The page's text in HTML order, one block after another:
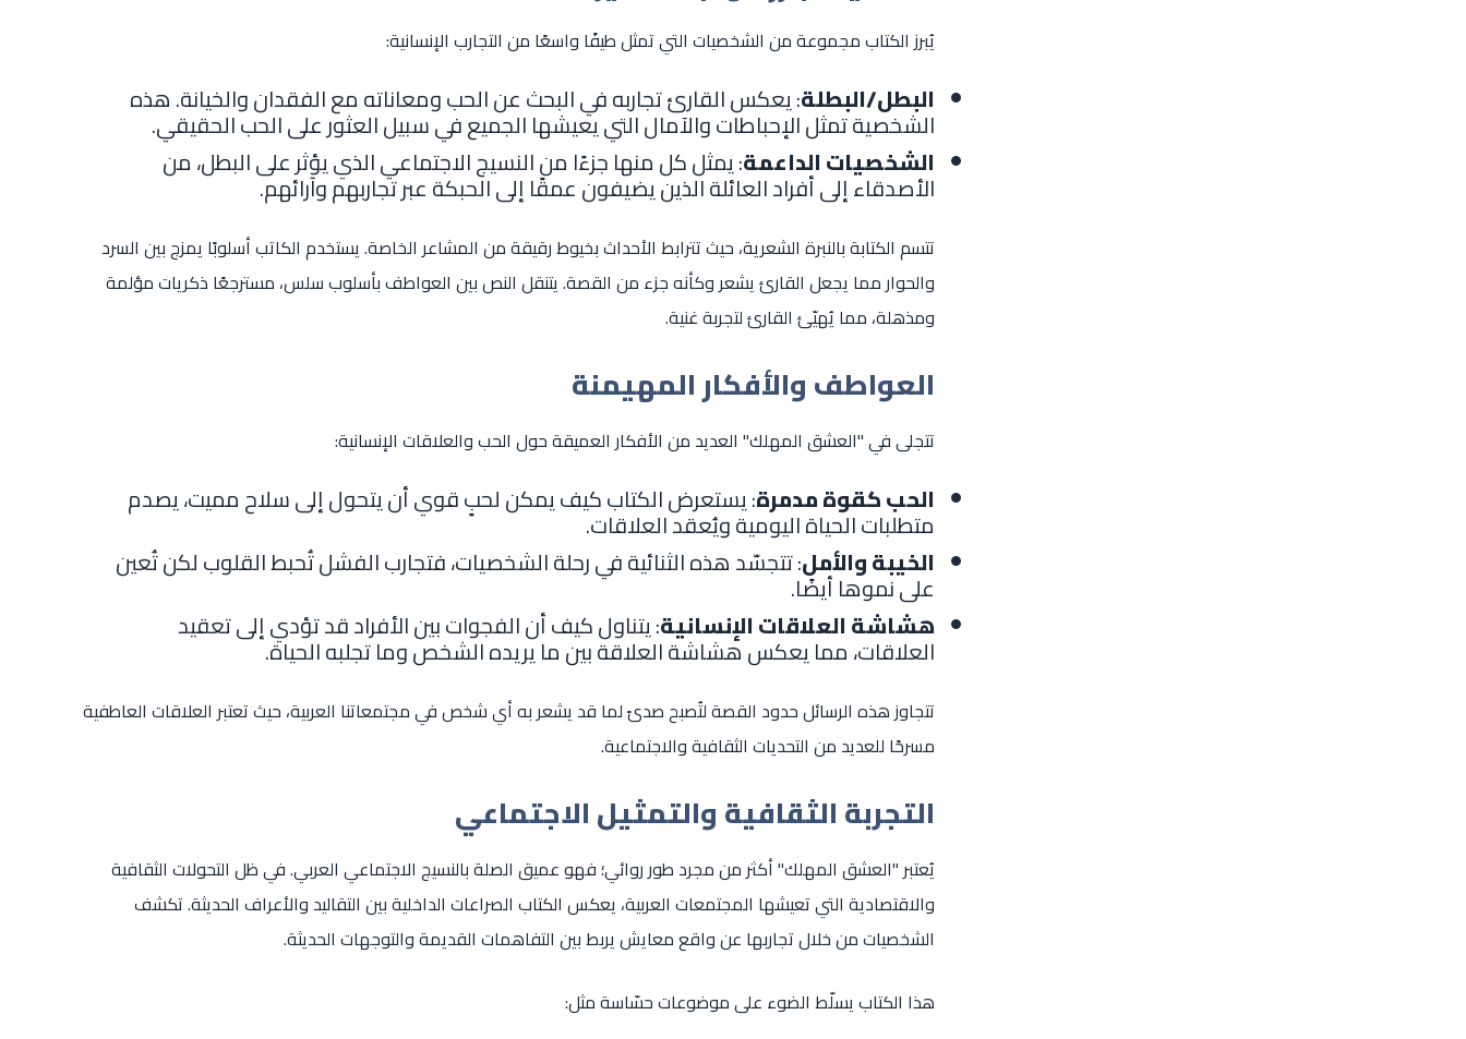
يُبرز الكتاب مجموعة من الشخصيات التي تمثل طيفًا واسعًا من التجارب الإنسانية:
البطل/البطلة: يعكس القارئ تجاربه في البحث عن الحب ومعاناته مع الفقدان والخيانة. هذه
الشخصية تمثل الإحباطات والآمال التي يعيشها الجميع في سبيل العثور على الحب الحقيقي.
الشخصيات الداعمة: يمثل كل منها جزءًا من النسيج الاجتماعي الذي يؤثر على البطل، من
الأصدقاء إلى أفراد العائلة الذين يضيفون عمقًا إلى الحبكة عبر تجاربهم وآرائهم.
تتسم الكتابة بالنبرة الشعرية، حيث تترابط الأحداث بخيوط رقيقة من المشاعر الخاصة. يستخدم الكاتب أسلوبًا يمزج بين السرد
والحوار مما يجعل القارئ يشعر وكأنه جزء من القصة. يتنقل النص بين العواطف بأسلوب سلس، مسترجعًا ذكريات مؤلمة
ومذهلة، مما يُهيّئ القارئ لتجربة غنية.
العواطف والأفكار المهيمنة
تتجلى في "العشق المهلك" العديد من الأفكار العميقة حول الحب والعلاقات الإنسانية:
الحب كقوة مدمرة: يستعرض الكتاب كيف يمكن لحبٍ قوي أن يتحول إلى سلاح مميت، يصدم
متطلبات الحياة اليومية ويُعقد العلاقات.
الخيبة والأمل: تتجسّد هذه الثنائية في رحلة الشخصيات، فتجارب الفشل تُحبط القلوب لكن تُعين
على نموها أيضًا.
هشاشة العلاقات الإنسانية: يتناول كيف أن الفجوات بين الأفراد قد تؤدي إلى تعقيد
العلاقات، مما يعكس هشاشة العلاقة بين ما يريده الشخص وما تجلبه الحياة.
تتجاوز هذه الرسائل حدود القصة لتُصبح صدىً لما قد يشعر به أي شخص في مجتمعاتنا العربية، حيث تعتبر العلاقات العاطفية
مسرحًا للعديد من التحديات الثقافية والاجتماعية.
التجربة الثقافية والتمثيل الاجتماعي
يُعتبر "العشق المهلك" أكثر من مجرد طور روائي؛ فهو عميق الصلة بالنسيج الاجتماعي العربي. في ظل التحولات الثقافية
والاقتصادية التي تعيشها المجتمعات العربية، يعكس الكتاب الصراعات الداخلية بين التقاليد والأعراف الحديثة. تكشف
الشخصيات من خلال تجاربها عن واقع معايش يربط بين التفاهمات القديمة والتوجهات الحديثة.
هذا الكتاب يسلّط الضوء على موضوعات حسّاسة مثل: